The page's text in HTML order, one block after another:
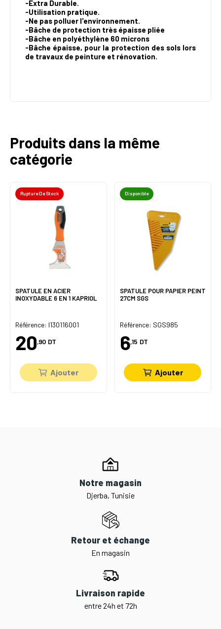
-Extra Durable.
-Utilisation pratique.
-Ne pas polluer l'environnement.
-Bâche de protection très épaisse pliée
-Bâche en polyéthylène 60 microns
-Bâche épaisse, pour la protection des sols lors
de travaux de peinture et rénovation.
Produits dans la même
catégorie
Rupture De Stock
SPATULE EN ACIER
INOXYDABLE 6 EN 1 KAPRIOL
Référence: I130116001
20,90 DT
Ajouter
Disponible
SPATULE POUR PAPIER PEINT
27CM SGS
Référence: SGS985
6,15 DT
Ajouter
Notre magasin
Djerba, Tunisie
Retour et échange
En magasin
Livraison rapide
entre 24h et 72h